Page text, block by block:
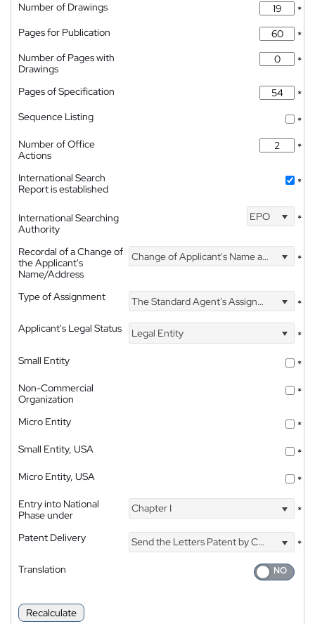
Number of Drawings
*
Pages for Publication
*
Number of Pages with
Drawings
*
Pages of Specification
*
Sequence Listing
*
Number of Office
Actions
*
International Search
Report is established
*
International Searching
Authority
EPO *
Recordal of a Change of
the Applicant's
Name/Address
Change of Applicant's Name and Address *
Type of Assignment The Standard Agent's Assignment
*
Applicant's Legal Status
Legal Entity
*
Small Entity
*
Non-Commercial
Organization
*
Micro Entity
*
Small Entity, USA
*
Micro Entity, USA
*
Entry into National
Phase under
Chapter I *
Patent Delivery Send the Letters Patent by Courier
*
Translation
Recalculate